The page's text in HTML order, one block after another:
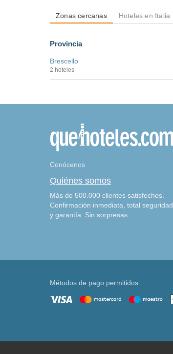
Zonas cercanas Hoteles en Italia
Provincia
Brescello
2 hoteles
Conócenos
Quiénes somos
Más de 500.000 clientes satisfechos.
Confirmación inmediata, total seguridad
y garantía. Sin sorpresas.
Métodos de pago permitidos